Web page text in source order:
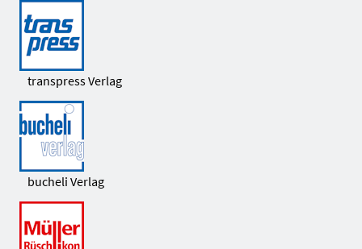
transpress Verlag
bucheli Verlag